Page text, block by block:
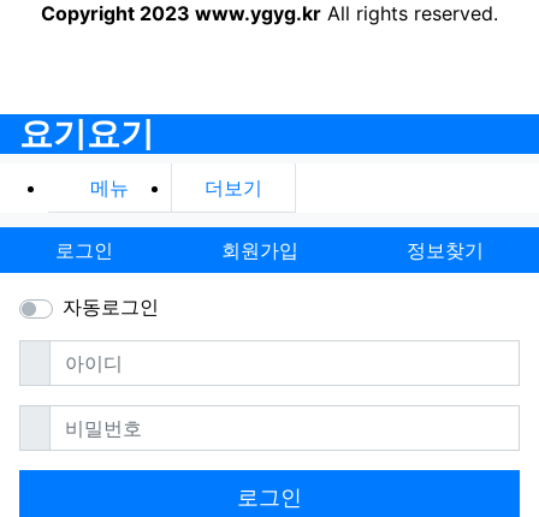
Copyright 2023 www.ygyg.kr All rights reserved.
요기요기
메뉴 더보기
로그인 회원가입 정보찾기
자동로그인
아이디필수
비밀번호필수
로그인